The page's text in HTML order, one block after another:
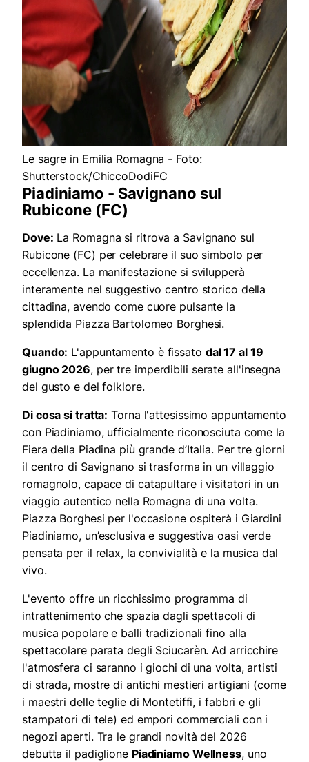
Le sagre in Emilia Romagna - Foto:
Shutterstock/ChiccoDodiFC
Piadiniamo - Savignano sul
Rubicone (FC)
Dove: La Romagna si ritrova a Savignano sul
Rubicone (FC) per celebrare il suo simbolo per
eccellenza. La manifestazione si svilupperà
interamente nel suggestivo centro storico della
cittadina, avendo come cuore pulsante la
splendida Piazza Bartolomeo Borghesi.
Quando: L'appuntamento è fissato dal 17 al 19
giugno 2026, per tre imperdibili serate all'insegna
del gusto e del folklore.
Di cosa si tratta: Torna l'attesissimo appuntamento
con Piadiniamo, ufficialmente riconosciuta come la
Fiera della Piadina più grande d’Italia. Per tre giorni
il centro di Savignano si trasforma in un villaggio
romagnolo, capace di catapultare i visitatori in un
viaggio autentico nella Romagna di una volta.
Piazza Borghesi per l'occasione ospiterà i Giardini
Piadiniamo, un’esclusiva e suggestiva oasi verde
pensata per il relax, la convivialità e la musica dal
vivo.
L'evento offre un ricchissimo programma di
intrattenimento che spazia dagli spettacoli di
musica popolare e balli tradizionali fino alla
spettacolare parata degli Sciucarèn. Ad arricchire
l'atmosfera ci saranno i giochi di una volta, artisti
di strada, mostre di antichi mestieri artigiani (come
i maestri delle teglie di Montetiffi, i fabbri e gli
stampatori di tele) ed empori commerciali con i
negozi aperti. Tra le grandi novità del 2026
debutta il padiglione Piadiniamo Wellness, uno